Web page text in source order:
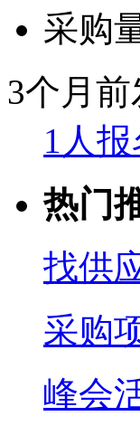
采购
3个月前
1人报
热门
找供
采购
峰会